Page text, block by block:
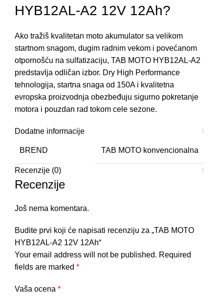
HYB12AL-A2 12V 12Ah?
Ako tražiš kvalitetan moto akumulator sa velikom
startnom snagom, dugim radnim vekom i povećanom
otpornošću na sulfatizaciju, TAB MOTO HYB12AL-A2
predstavlja odličan izbor. Dry High Performance
tehnologija, startna snaga od 150A i kvalitetna
evropska proizvodnja obezbeđuju sigurno pokretanje
motora i pouzdan rad tokom cele sezone.
Dodatne informacije
BREND TAB MOTO konvencionalna
Recenzije (0)
Recenzije
Još nema komentara.
Budite prvi koji će napisati recenziju za „TAB MOTO
HYB12AL-A2 12V 12Ah“
Your email address will not be published. Required
fields are marked *
Vaša ocena *